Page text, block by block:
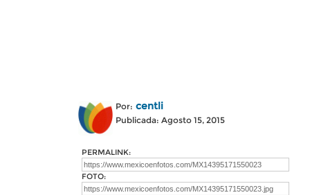
Por: centli
Publicada: Agosto 15, 2015
PERMALINK:
FOTO: